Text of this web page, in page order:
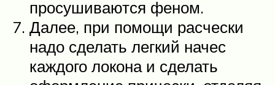
просушиваются феном.
Далее, при помощи расчески
надо сделать легкий начес
каждого локона и сделать